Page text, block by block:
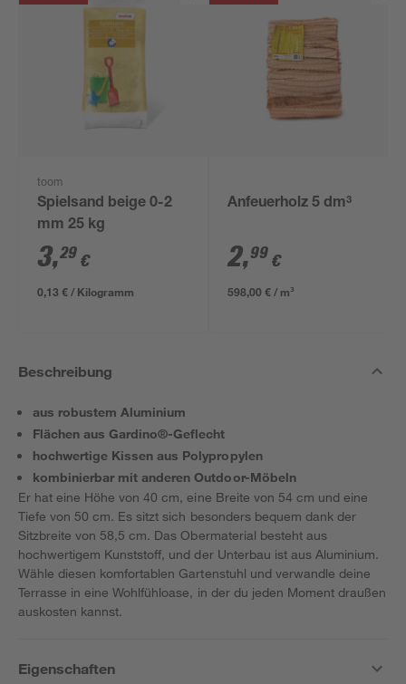
toom
Spielsand beige 0-2
mm 25 kg
3,29 €
0,13 € / Kilogramm
Anfeuerholz 5 dm³
2,99 €
598,00 € / m³
Beschreibung
aus robustem Aluminium
Flächen aus Gardino®-Geflecht
hochwertige Kissen aus Polypropylen
kombinierbar mit anderen Outdoor-Möbeln
Er hat eine Höhe von 40 cm, eine Breite von 54 cm und eine
Tiefe von 50 cm. Es sitzt sich besonders bequem dank der
Sitzbreite von 58,5 cm. Das Obermaterial besteht aus
hochwertigem Kunststoff, und der Unterbau ist aus Aluminium.
Wähle diesen komfortablen Gartenstuhl und verwandle deine
Terrasse in eine Wohlfühloase, in der du jeden Moment draußen
auskosten kannst.
Eigenschaften